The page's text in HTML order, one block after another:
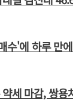
'에 하루 만
세 마감, 쌍용